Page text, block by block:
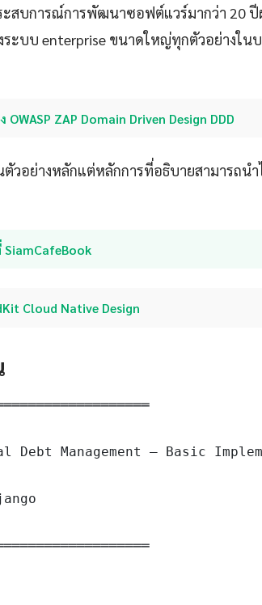
สบการณ์การพัฒนาซอฟต์แวร์มากว่า 20 ปี
ระบบ enterprise ขนาดใหญ่ทุกตัวอย่างใน
OWASP ZAP Domain Driven Design DDD
ตัวอย่างหลักแต่หลักการที่อธิบายสามารถน
Cloud Native Design
Debt Management — Basic